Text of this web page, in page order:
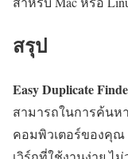
สรุป
Easy Duplicate
สามารถในการค้น
คอมพิวเตอร์ของคุ